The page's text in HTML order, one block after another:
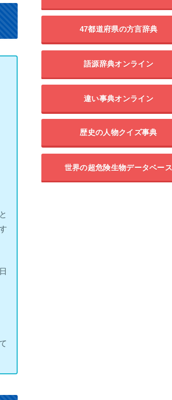
47都道府県の方言辞典
語源辞典オンライン
違い事典オンライン
歴史の人物クイズ事典
世界の超危険生物データベース